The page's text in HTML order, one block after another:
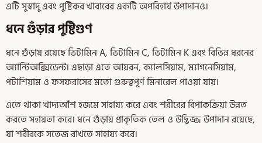
এটি সুস্বাদু এবং পুষ্টিকর খাবারের একটি অপরিহার্য উপাদানও।
ধনে গুঁড়ার পুষ্টিগুণ
ধনে গুঁড়ায় রয়েছে ভিটামিন A, ভিটামিন C, ভিটামিন K এবং বিভিন্ন ধরনের
অ্যান্টিঅক্সিডেন্ট। এছাড়া এতে আয়রন, ক্যালসিয়াম, ম্যাগনেসিয়াম,
পটাশিয়াম ও ফসফরাসের মতো গুরুত্বপূর্ণ মিনারেল পাওয়া যায়।
এতে থাকা খাদ্যআঁশ হজমে সাহায্য করে এবং শরীরের বিপাকক্রিয়া উন্নত
করতে সহায়তা করে। ধনে গুঁড়ায় প্রাকৃতিক তেল ও উদ্ভিজ্জ উপাদান রয়েছে,
যা শরীরকে সতেজ রাখতে সাহায্য করে।